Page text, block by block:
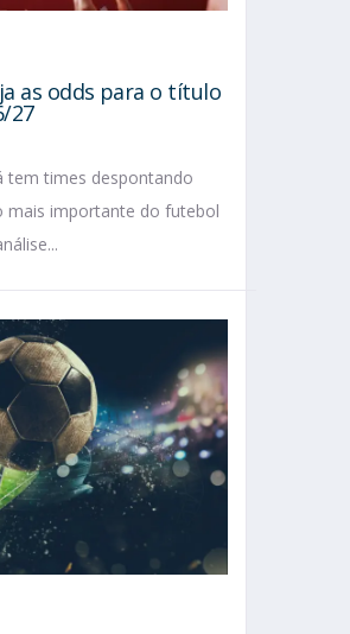
as odds para o título
27
tem times despontando
importante do futebol